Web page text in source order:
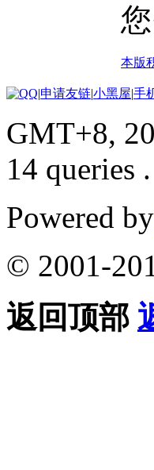
本版
|申请友链|小黑屋|手
GMT+8,
14 queries .
Powered by
© 2001-
返回顶部